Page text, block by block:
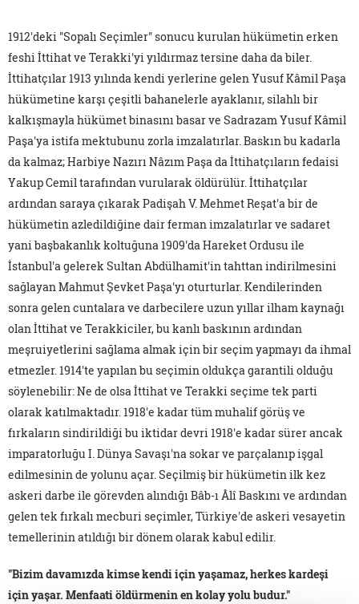
1912'deki "Sopalı Seçimler" sonucu kurulan hükümetin erken
feshi İttihat ve Terakki'yi yıldırmaz tersine daha da biler.
İttihatçılar 1913 yılında kendi yerlerine gelen Yusuf Kâmil Paşa
hükümetine karşı çeşitli bahanelerle ayaklanır, silahlı bir
kalkışmayla hükümet binasını basar ve Sadrazam Yusuf Kâmil
Paşa'ya istifa mektubunu zorla imzalatırlar. Baskın bu kadarla
da kalmaz; Harbiye Nazırı Nâzım Paşa da İttihatçıların fedaisi
Yakup Cemil tarafından vurularak öldürülür. İttihatçılar
ardından saraya çıkarak Padişah V. Mehmet Reşat'a bir de
hükümetin azledildiğine dair ferman imzalatırlar ve sadaret
yani başbakanlık koltuğuna 1909'da Hareket Ordusu ile
İstanbul'a gelerek Sultan Abdülhamit'in tahttan indirilmesini
sağlayan Mahmut Şevket Paşa'yı oturturlar. Kendilerinden
sonra gelen cuntalara ve darbecilere uzun yıllar ilham kaynağı
olan İttihat ve Terakkiciler, bu kanlı baskının ardından
meşruiyetlerini sağlama almak için bir seçim yapmayı da ihmal
etmezler. 1914'te yapılan bu seçimin oldukça garantili olduğu
söylenebilir: Ne de olsa İttihat ve Terakki seçime tek parti
olarak katılmaktadır. 1918'e kadar tüm muhalif görüş ve
fırkaların sindirildiği bu iktidar devri 1918'e kadar sürer ancak
imparatorluğu I. Dünya Savaşı'na sokar ve parçalanıp işgal
edilmesinin de yolunu açar. Seçilmiş bir hükümetin ilk kez
askeri darbe ile görevden alındığı Bâb-ı Âlî Baskını ve ardından
gelen tek fırkalı mecburi seçimler, Türkiye'de askeri vesayetin
temellerinin atıldığı bir dönem olarak kabul edilir.
"Bizim davamızda kimse kendi için yaşamaz, herkes kardeşi
için yaşar. Menfaati öldürmenin en kolay yolu budur."